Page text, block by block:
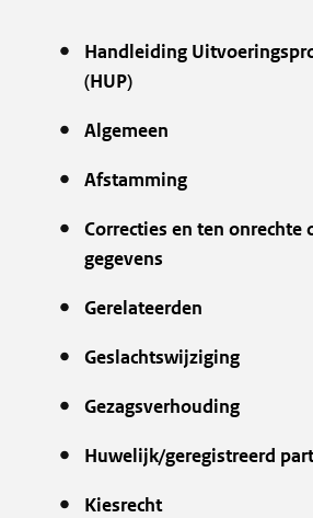
Handleiding
(HUP)
Algemeen
Afstamming
Correcties en ten onrechte
gegevens
Gerelateerden
Geslachtswijziging
Gezagsverhouding
Huwelijk/geregistreerd
Kiesrecht